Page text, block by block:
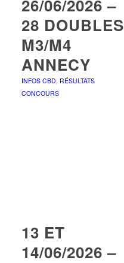
26/06/2026 –
28 DOUBLES
M3/M4
ANNECY
INFOS CBD, RÉSULTATS
CONCOURS
13 ET
14/06/2026 –